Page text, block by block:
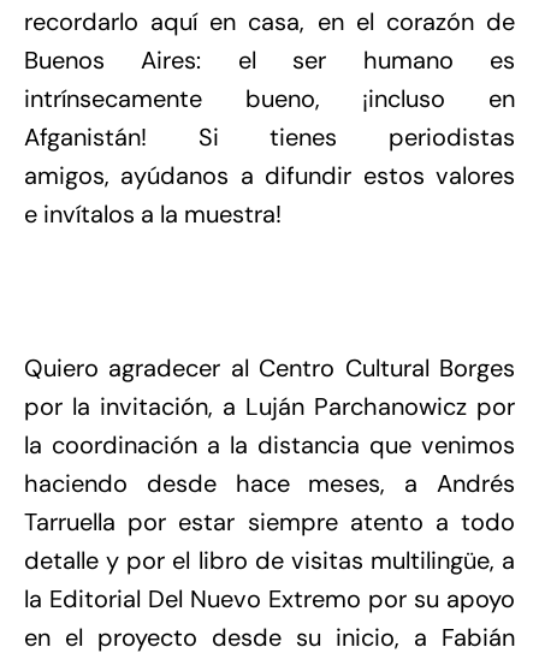
recordarlo aquí en casa, en el corazón de
Buenos Aires: el ser humano es
intrínsecamente bueno, ¡incluso en
Afganistán! Si tienes periodistas
amigos, ayúdanos a difundir estos valores
e invítalos a la muestra!
Quiero agradecer al Centro Cultural Borges
por la invitación, a Luján Parchanowicz por
la coordinación a la distancia que venimos
haciendo desde hace meses, a Andrés
Tarruella por estar siempre atento a todo
detalle y por el libro de visitas multilingüe, a
la Editorial Del Nuevo Extremo por su apoyo
en el proyecto desde su inicio, a Fabián